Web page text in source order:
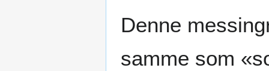
Denne
samme som